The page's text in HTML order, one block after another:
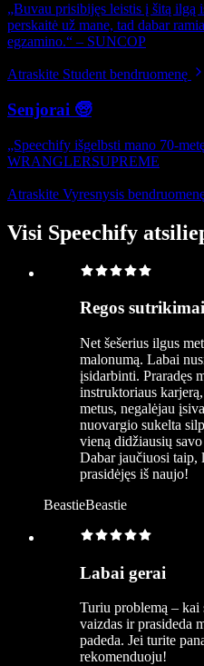
„Buvau prisibijęs leistis į šitą ilgą
perskaitė už mane, tad dabar
egzamino.“ – SUNCOP
Atraskite Student bendruomenę
Senjorai 🧓
„Speechify išgelbsti mano 70-
WRANGLERSUPREME
Atraskite Vyresnysis
Visi Speechify
Regos
Net šešerius ilgus
malonumą. Labai
įsidarbinti. Praradęs
instruktoriaus
metus, negalėjau
nuovargio sukelta
vieną didžiausių
Dabar jaučiuosi taip,
prasidėjęs iš naujo!
BeastieBeastie
Labai gerai
Turiu problemą – kai
vaizdas ir prasideda
padeda. Jei turite
rekomenduoju!